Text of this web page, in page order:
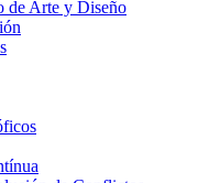
de Arte y Diseño